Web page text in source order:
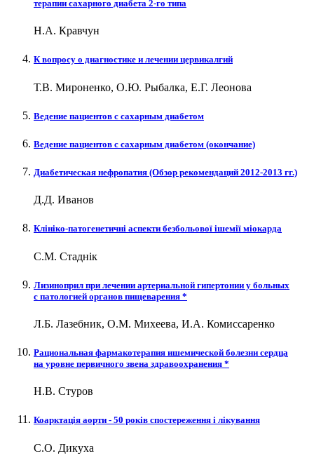
терапии сахарного диабета 2-го типа
Н.А. Кравчун
К вопросу о диагностике и лечении цервикалгий
Т.В. Мироненко, О.Ю. Рыбалка, Е.Г. Леонова
Ведение пациентов с сахарным диабетом
Ведение пациентов с сахарным диабетом (окончание)
Диабетическая нефропатия (Обзор рекомендаций 2012-2013 гг.)
Д.Д. Иванов
Клініко-патогенетичні аспекти безбольової ішемії міокарда
С.М. Стаднік
Лизиноприл при лечении артериальной гипертонии у больных
с патологией органов пищеварения *
Л.Б. Лазебник, О.М. Михеева, И.А. Комиссаренко
Рациональная фармакотерапия ишемической болезни сердца
на уровне первичного звена здравоохранения *
Н.В. Стуров
Коарктація аорти - 50 років спостереження і лікування
С.О. Дикуха